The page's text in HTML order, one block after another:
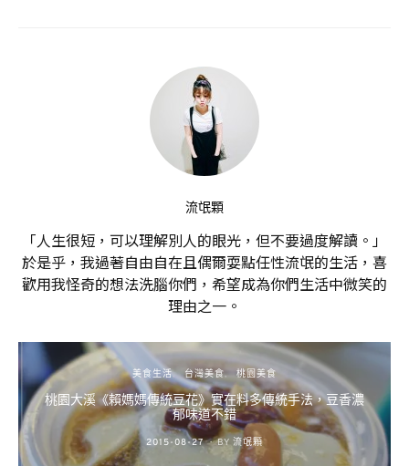
流氓顆
「人生很短，可以理解別人的眼光，但不要過度解讀。」
於是乎，我過著自由自在且偶爾耍點任性流氓的生活，喜
歡用我怪奇的想法洗腦你們，希望成為你們生活中微笑的
理由之一。
美食生活 台灣美食 桃園美食
桃園大溪《賴媽媽傳統豆花》實在料多傳統手法，豆香濃
郁味道不錯
POSTED
2015-08-27 BY 流氓顆